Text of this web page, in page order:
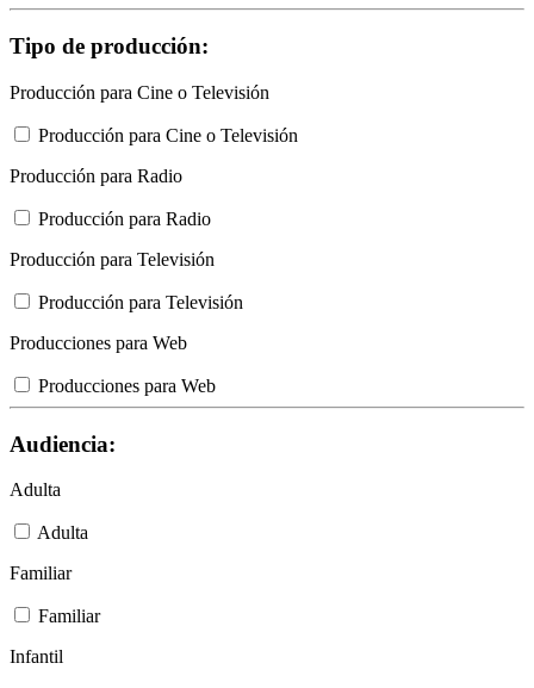
Tipo de producción:
Producción para Cine o Televisión
Producción para Cine o Televisión
Producción para Radio
Producción para Radio
Producción para Televisión
Producción para Televisión
Producciones para Web
Producciones para Web
Audiencia:
Adulta
Adulta
Familiar
Familiar
Infantil